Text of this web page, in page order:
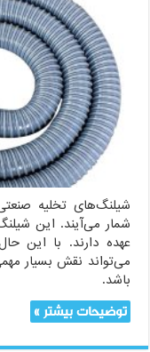
شیلنگ‌های تخلیه
شمار می‌آیند. این
عهده دارند. با این
می‌تواند نقش بسیار
باشد.
توضیحات بیشتر »